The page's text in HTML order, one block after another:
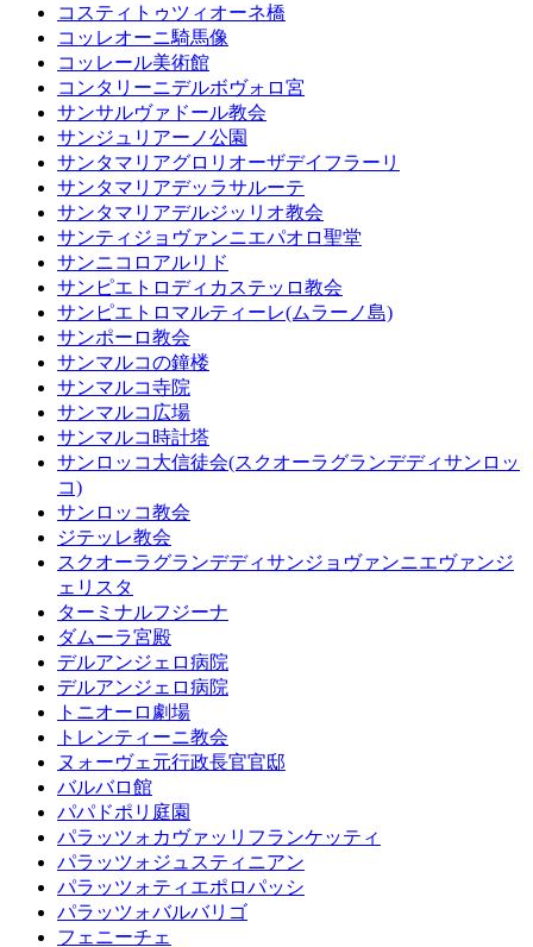
コスティトゥツィオーネ橋
コッレオーニ騎馬像
コッレール美術館
コンタリーニデルボヴォロ宮
サンサルヴァドール教会
サンジュリアーノ公園
サンタマリアグロリオーザデイフラーリ
サンタマリアデッラサルーテ
サンタマリアデルジッリオ教会
サンティジョヴァンニエパオロ聖堂
サンニコロアルリド
サンピエトロディカステッロ教会
サンピエトロマルティーレ(ムラーノ島)
サンポーロ教会
サンマルコの鐘楼
サンマルコ寺院
サンマルコ広場
サンマルコ時計塔
サンロッコ大信徒会(スクオーラグランデディサンロッ
コ)
サンロッコ教会
ジテッレ教会
スクオーラグランデディサンジョヴァンニエヴァンジ
ェリスタ
ターミナルフジーナ
ダムーラ宮殿
デルアンジェロ病院
デルアンジェロ病院
トニオーロ劇場
トレンティーニ教会
ヌォーヴェ元行政長官官邸
バルバロ館
パパドポリ庭園
パラッツォカヴァッリフランケッティ
パラッツォジュスティニアン
パラッツォティエポロパッシ
パラッツォバルバリゴ
フェニーチェ